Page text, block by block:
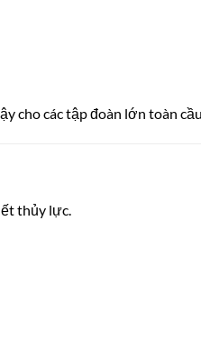
các tập đoàn lớn toàn
thủy lực.